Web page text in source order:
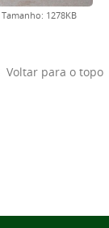
Tamanho: 1278KB
Voltar para o topo